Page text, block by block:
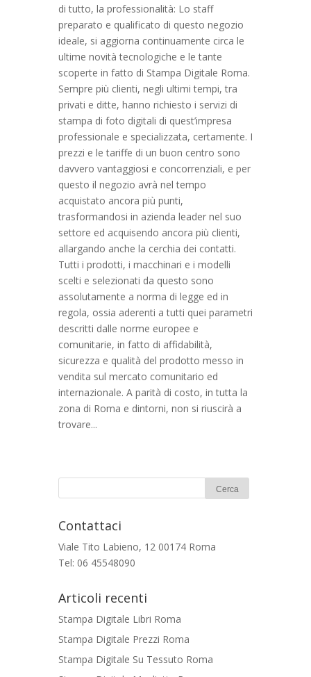
di tutto, la professionalità: Lo staff
preparato e qualificato di questo negozio
ideale, si aggiorna continuamente circa le
ultime novità tecnologiche e le tante
scoperte in fatto di Stampa Digitale Roma.
Sempre più clienti, negli ultimi tempi, tra
privati e ditte, hanno richiesto i servizi di
stampa di foto digitali di quest’impresa
professionale e specializzata, certamente. I
prezzi e le tariffe di un buon centro sono
davvero vantaggiosi e concorrenziali, e per
questo il negozio avrà nel tempo
acquistato ancora più punti,
trasformandosi in azienda leader nel suo
settore ed acquisendo ancora più clienti,
allargando anche la cerchia dei contatti.
Tutti i prodotti, i macchinari e i modelli
scelti e selezionati da questo sono
assolutamente a norma di legge ed in
regola, ossia aderenti a tutti quei parametri
descritti dalle norme europee e
comunitarie, in fatto di affidabilità,
sicurezza e qualità del prodotto messo in
vendita sul mercato comunitario ed
internazionale. A parità di costo, in tutta la
zona di Roma e dintorni, non si riuscirà a
trovare...
Contattaci
Viale Tito Labieno, 12 00174 Roma
Tel: 06 45548090
Articoli recenti
Stampa Digitale Libri Roma
Stampa Digitale Prezzi Roma
Stampa Digitale Su Tessuto Roma